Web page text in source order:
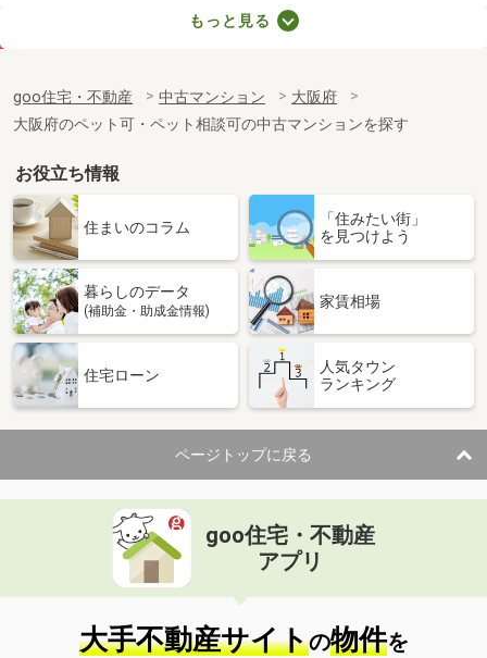
大阪府大阪市都島区友渕町１
専有面積 83.76m²
間取り
3LDK
大阪府大阪市都島区友渕町１
価 格
3,480万円
大阪府大阪市都島区友渕町１
専有面積 62.56m²
間取り
大阪府大阪市都島区友渕町３
4,480万円
住 所
大阪府大阪市都島区友渕町３
専有面積 82.41m²
間取り
4LDK
大阪府大阪市阿倍野区阿倍野筋３
価 格
5,998万円
住 所
大阪府大阪市阿倍野区阿倍野筋３
専有面積 90.58m²
間取り
3LDK
もっと見る
goo住宅・不動産 中古マンション
大阪府
大阪府のペット可・ペット相談可の中古マンションを探す
お役立ち情報
住まいのコラム
「住みたい街」
を見つけよう
暮らしのデータ
(補助金・助成金情報)
家賃相場
住宅ローン
人気タウン
ランキング
ページトップに戻る
goo住宅・不動産
アプリ
大手不動産サイトの物件を